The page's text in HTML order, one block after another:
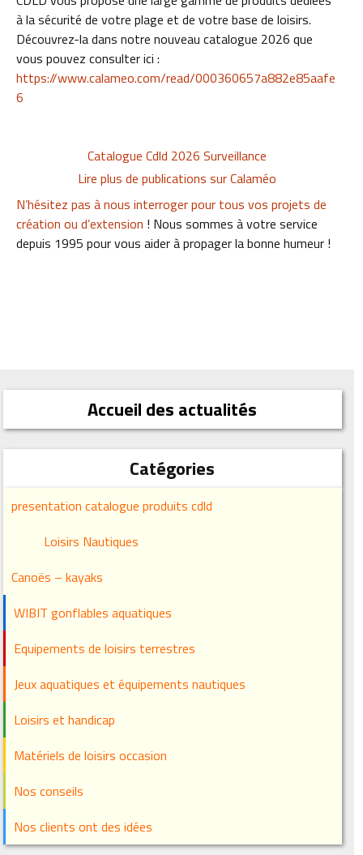
à la sécurité de votre plage et de votre base de loisirs.
Découvrez-la dans notre nouveau catalogue 2026 que
vous pouvez consulter ici :
https://www.calameo.com/read/000360657a882e85aafe
6
Catalogue Cdld 2026 Surveillance
Lire plus de publications sur Calaméo
N’hésitez pas à nous interroger pour tous vos projets de
création ou d’extension ! Nous sommes à votre service
depuis 1995 pour vous aider à propager la bonne humeur !
Accueil des actualités
Catégories
presentation catalogue produits cdld
Loisirs Nautiques
Canoës – kayaks
WIBIT gonflables aquatiques
Equipements de loisirs terrestres
Jeux aquatiques et équipements nautiques
Loisirs et handicap
Matériels de loisirs occasion
Nos conseils
Nos clients ont des idées